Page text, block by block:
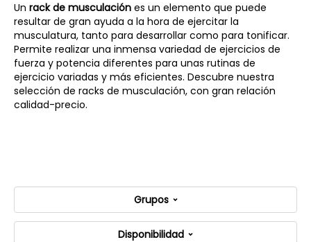
Un rack de musculación es un elemento que puede
resultar de gran ayuda a la hora de ejercitar la
musculatura, tanto para desarrollar como para tonificar.
Permite realizar una inmensa variedad de ejercicios de
fuerza y potencia diferentes para unas rutinas de
ejercicio variadas y más eficientes. Descubre nuestra
selección de racks de musculación, con gran relación
calidad-precio.
Grupos
Disponibilidad